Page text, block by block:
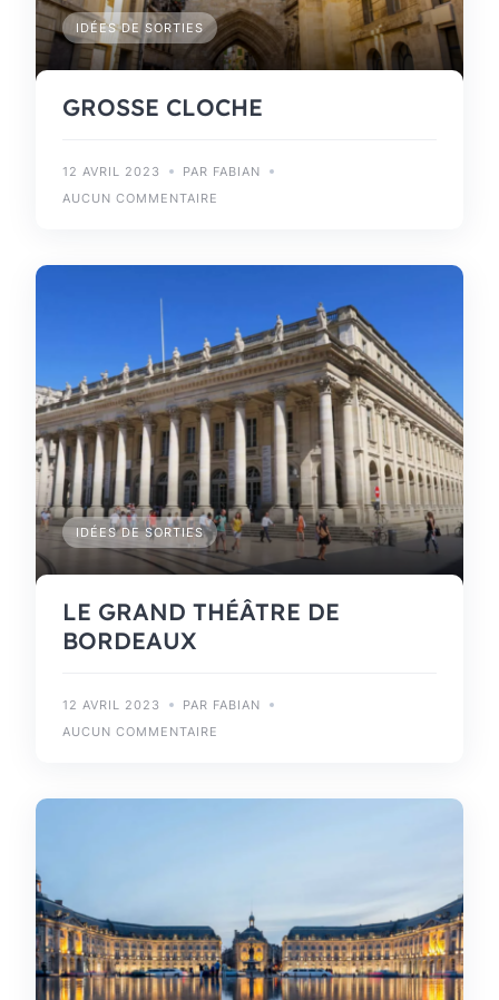
IDÉES DE SORTIES
GROSSE CLOCHE
12 AVRIL 2023
PAR FABIAN
AUCUN COMMENTAIRE
IDÉES DE SORTIES
LE GRAND THÉÂTRE DE
BORDEAUX
12 AVRIL 2023
PAR FABIAN
AUCUN COMMENTAIRE